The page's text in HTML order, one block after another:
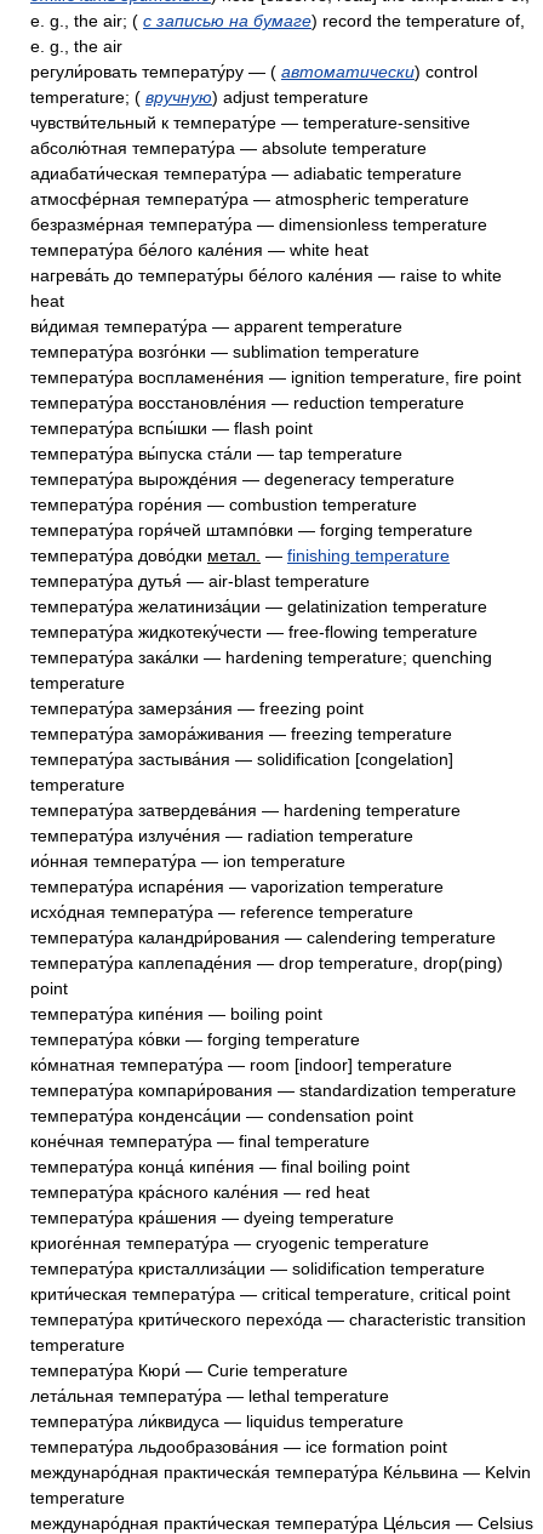
e. g., the air; ( с записью на бумаге) record the temperature of,
e. g., the air
регули́ровать температу́ру — ( автоматически) control
temperature; ( вручную) adjust temperature
чувстви́тельный к температу́ре — temperature-sensitive
абсолю́тная температу́ра — absolute temperature
адиабати́ческая температу́ра — adiabatic temperature
атмосфе́рная температу́ра — atmospheric temperature
безразме́рная температу́ра — dimensionless temperature
температу́ра бе́лого кале́ния — white heat
нагрева́ть до температу́ры бе́лого кале́ния — raise to white
heat
ви́димая температу́ра — apparent temperature
температу́ра возго́нки — sublimation temperature
температу́ра воспламене́ния — ignition temperature, fire point
температу́ра восстановле́ния — reduction temperature
температу́ра вспы́шки — flash point
температу́ра вы́пуска ста́ли — tap temperature
температу́ра вырожде́ния — degeneracy temperature
температу́ра горе́ния — combustion temperature
температу́ра горя́чей штампо́вки — forging temperature
температу́ра дово́дки метал. — finishing temperature
температу́ра дутья́ — air-blast temperature
температу́ра желатиниза́ции — gelatinization temperature
температу́ра жидкотеку́чести — free-flowing temperature
температу́ра зака́лки — hardening temperature; quenching
temperature
температу́ра замерза́ния — freezing point
температу́ра замора́живания — freezing temperature
температу́ра застыва́ния — solidification [congelation]
temperature
температу́ра затвердева́ния — hardening temperature
температу́ра излуче́ния — radiation temperature
ио́нная температу́ра — ion temperature
температу́ра испаре́ния — vaporization temperature
исхо́дная температу́ра — reference temperature
температу́ра каландри́рования — calendering temperature
температу́ра каплепаде́ния — drop temperature, drop(ping)
point
температу́ра кипе́ния — boiling point
температу́ра ко́вки — forging temperature
ко́мнатная температу́ра — room [indoor] temperature
температу́ра компари́рования — standardization temperature
температу́ра конденса́ции — condensation point
коне́чная температу́ра — final temperature
температу́ра конца́ кипе́ния — final boiling point
температу́ра кра́сного кале́ния — red heat
температу́ра кра́шения — dyeing temperature
криоге́нная температу́ра — cryogenic temperature
температу́ра кристаллиза́ции — solidification temperature
крити́ческая температу́ра — critical temperature, critical point
температу́ра крити́ческого перехо́да — characteristic transition
temperature
температу́ра Кюри́ — Curie temperature
лета́льная температу́ра — lethal temperature
температу́ра ли́квидуса — liquidus temperature
температу́ра льдообразова́ния — ice formation point
междунаро́дная практическа́я температу́ра Ке́львина — Kelvin
temperature
междунаро́дная практи́ческая температу́ра Це́льсия — Celsius